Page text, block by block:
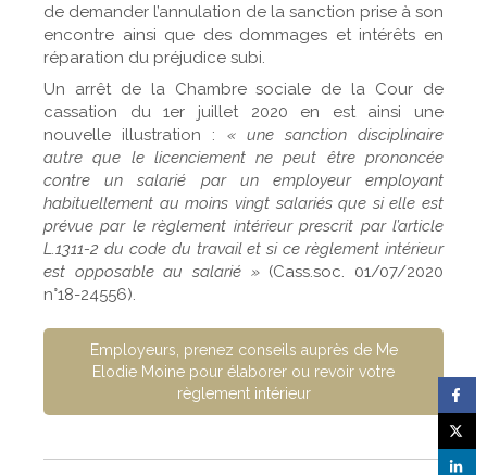
de demander l’annulation de la sanction prise à son
encontre ainsi que des dommages et intérêts en
réparation du préjudice subi.
Un arrêt de la Chambre sociale de la Cour de
cassation du 1er juillet 2020 en est ainsi une
nouvelle illustration : « une sanction disciplinaire
autre que le licenciement ne peut être prononcée
contre un salarié par un employeur employant
habituellement au moins vingt salariés que si elle est
prévue par le règlement intérieur prescrit par l’article
L.1311-2 du code du travail et si ce règlement intérieur
est opposable au salarié » (Cass.soc. 01/07/2020
n°18-24556).
Employeurs, prenez conseils auprès de Me
Elodie Moine pour élaborer ou revoir votre
règlement intérieur